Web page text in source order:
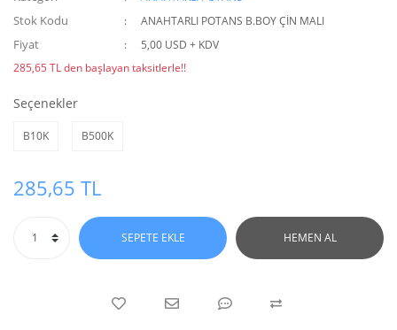
Stok Kodu ANAHTARLI POTANS B.BOY ÇİN MALI
Fiyat
5,00 USD + KDV
285,65 TL den başlayan taksitlerle!!
Seçenekler
B10K B500K
285,65 TL
SEPETE EKLE HEMEN AL